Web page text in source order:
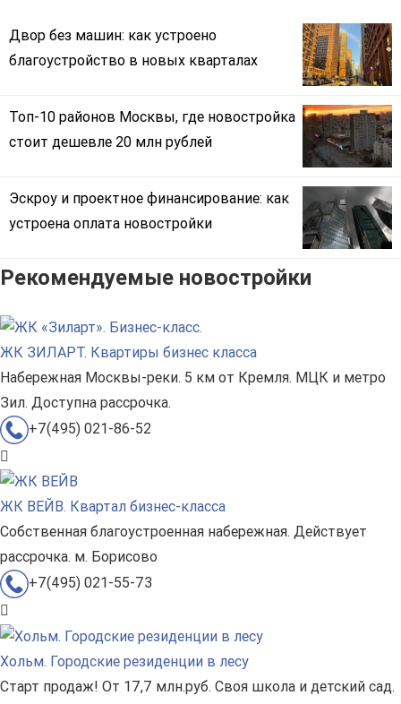
Двор без машин: как устроено
благоустройство в новых кварталах
Топ-10 районов Москвы, где новостройка
стоит дешевле 20 млн рублей
Эскроу и проектное финансирование: как
устроена оплата новостройки
Рекомендуемые новостройки
ЖК ЗИЛАРТ. Квартиры бизнес класса
Набережная Москвы-реки. 5 км от Кремля. МЦК и метро
Зил. Доступна рассрочка.
+7(495) 021-86-52
ЖК ВЕЙВ. Квартал бизнес-класса
Собственная благоустроенная набережная. Действует
рассрочка. м. Борисово
+7(495) 021-55-73
Хольм. Городские резиденции в лесу
Старт продаж! От 17,7 млн.руб. Своя школа и детский сад.